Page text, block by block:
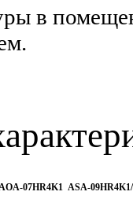
в
07HR4K1 ASA-